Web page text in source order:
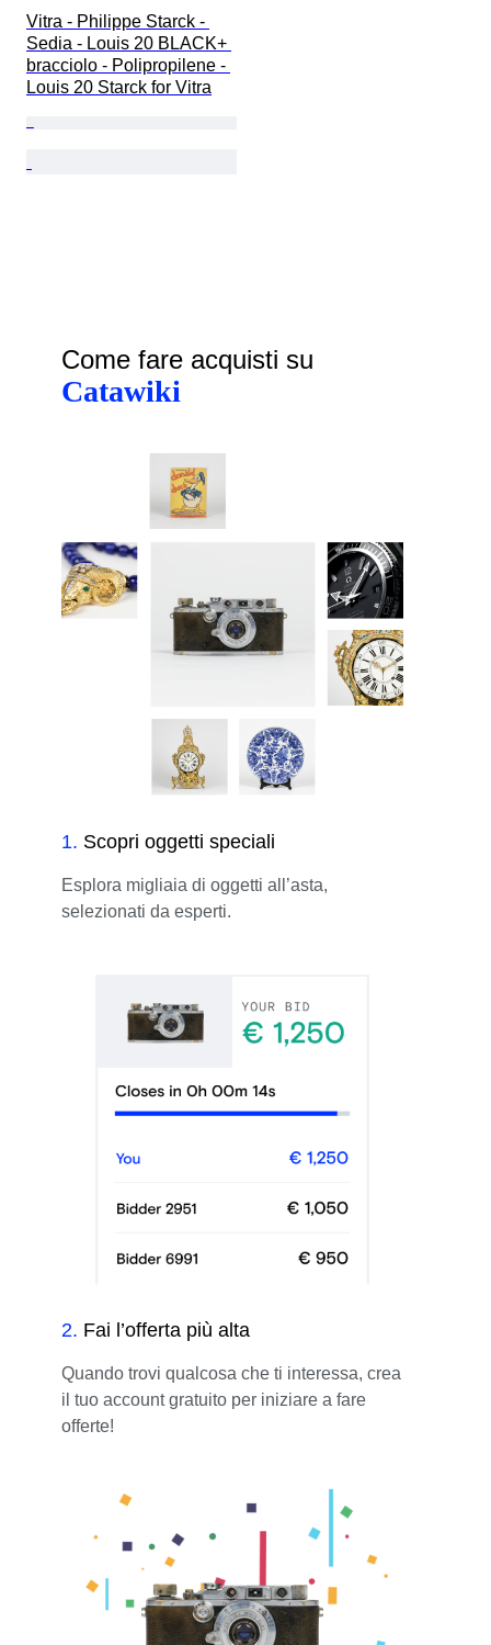
Vitra - Philippe Starck -
Sedia - Louis 20 BLACK+
bracciolo - Polipropilene -
Louis 20 Starck for Vitra
Come fare acquisti su
Catawiki
1. Scopri oggetti speciali
Esplora migliaia di oggetti all’asta,
selezionati da esperti.
2. Fai l’offerta più alta
Quando trovi qualcosa che ti interessa, crea
il tuo account gratuito per iniziare a fare
offerte!